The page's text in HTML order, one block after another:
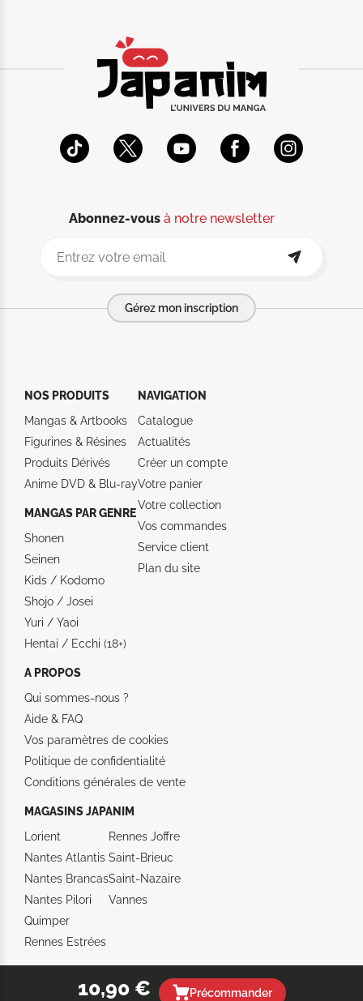
10,90 € Précommander
Abonnez-vousà notre newsletter
Gérez mon inscription
NOS PRODUITS
Mangas & Artbooks
Figurines & Résines
Produits Dérivés
Anime DVD & Blu‑ray
MANGAS PAR GENRE
Shonen
Seinen
Kids / Kodomo
Shojo / Josei
Yuri / Yaoi
Hentai / Ecchi (18+)
NAVIGATION
Catalogue
Actualités
Créer un compte
Votre panier
Votre collection
Vos commandes
Service client
Plan du site
A PROPOS
Qui sommes-nous ?
Aide & FAQ
Vos paramètres de cookies
Politique de confidentialité
Conditions générales de vente
MAGASINS JAPANIM
Lorient
Nantes Atlantis
Nantes Brancas
Nantes Pilori
Quimper
Rennes Estrées
Rennes Joffre
Saint-Brieuc
Saint-Nazaire
Vannes